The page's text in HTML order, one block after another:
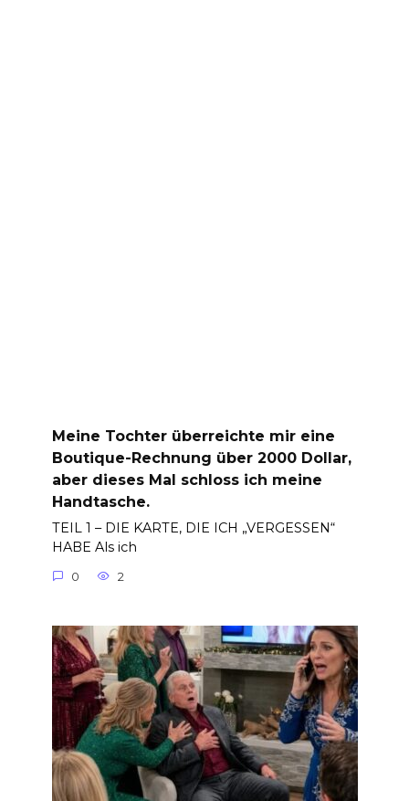
Meine Tochter überreichte mir eine
Boutique-Rechnung über 2000 Dollar,
aber dieses Mal schloss ich meine
Handtasche.
TEIL 1 – DIE KARTE, DIE ICH „VERGESSEN“
HABE Als ich
0 2